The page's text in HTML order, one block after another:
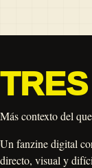
TRES
Más contexto del
Un fanzine digital
directo, visual y